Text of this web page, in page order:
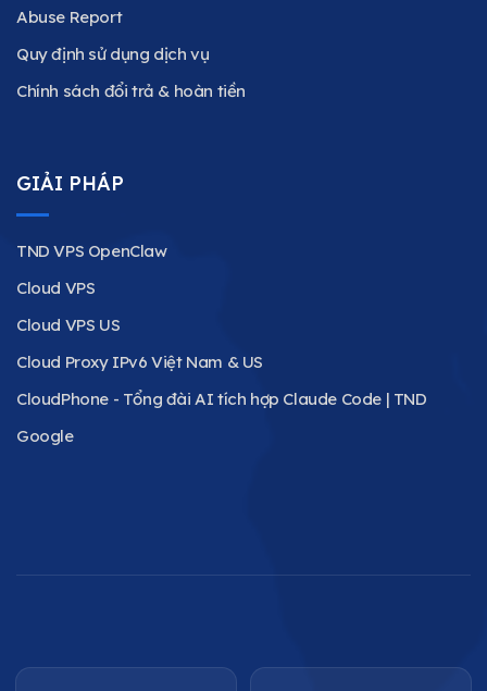
Abuse Report
Quy định sử dụng dịch vụ
Chính sách đổi trả & hoàn tiền
GIẢI PHÁP
TND VPS OpenClaw
Cloud VPS
Cloud VPS US
Cloud Proxy IPv6 Việt Nam & US
CloudPhone - Tổng đài AI tích hợp Claude Code | TND
Google